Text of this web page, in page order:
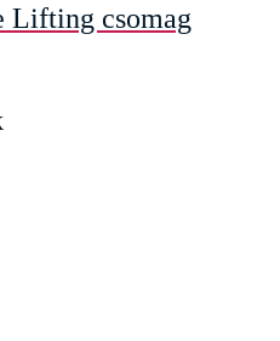
Lifting csomag